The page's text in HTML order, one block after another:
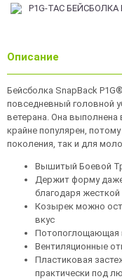
Описание
Бейсболка SnapBack
повседневный головной
ветерана. Она выполнена
крайне популярен,
поколения, так и для
Вышитый Боевой
Держит форму
благодаря жесткой
Козырек можно
вкус
Потопоглощающая
Вентиляционные
Пластиковая
практически под